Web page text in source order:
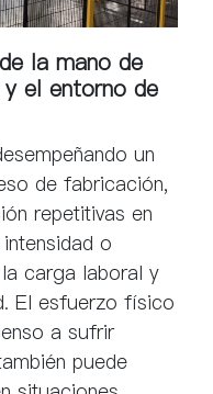
la mano de
el entorno de
un
de fabricación,
repetitivas en
o
carga laboral y
El esfuerzo físico
a sufrir
puede